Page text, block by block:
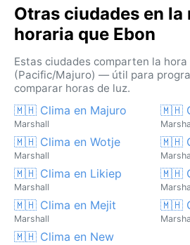
Otras ciudades en la
horaria que Ebon
Estas ciudades comparten la hora
(Pacific/Majuro) — útil para
comparar horas de luz.
🇲🇭 Clima en Majuro
Marshall
🇲🇭
🇲🇭 Clima en Wotje
Marshall
🇲🇭
🇲🇭 Clima en Likiep
Marshall
🇲🇭
🇲🇭 Clima en Mejit
Marshall
🇲🇭
🇲🇭 Clima en New